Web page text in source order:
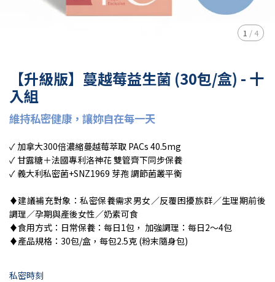
1 / 4
【升級版】蔓越莓益生菌 (30包/盒) - 十
入組
維持私密健康，讓妳⾃在每⼀天
✓ 加拿大300倍濃縮蔓越莓萃取 PACs 40.5mg
✓ 甘露糖＋法國專利洛神花 雙管齊下同步保養
✓ 義大利私密菌+SNZ1969 芽孢 調節菌叢平衡
♦︎建議補充對象：私密保養需求男女／反覆困擾族群／生理期前後
調理／孕期與產後女性／奶素可食
♦︎食⽤⽅式：日常保養：每日1包， 加強調理：每日2～4包
♦︎產品規格：30包/盒，每包2.5克 (粉末隨身包)
私密時刻